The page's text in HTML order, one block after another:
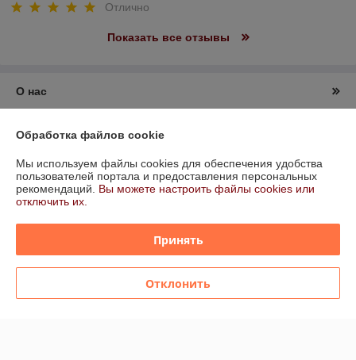
Отлично
Показать все отзывы
О нас
Контакты
Доставка и оплата
График работы
Политика обработки cookies
Обработка файлов cookie
Мы используем файлы cookies для обеспечения удобства
пользователей портала и предоставления персональных
рекомендаций. Вы можете настроить файлы cookies или
отключить их.
Принять
Отклонить